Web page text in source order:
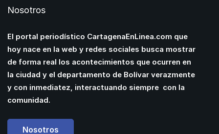
Nosotros
El portal periodístico CartagenaEnLinea.com que
hoy nace en la web y redes sociales busca mostrar
de forma real los acontecimientos que ocurren en
la ciudad y el departamento de Bolívar verazmente
y con inmediatez, interactuando siempre con la
comunidad.
Nosotros